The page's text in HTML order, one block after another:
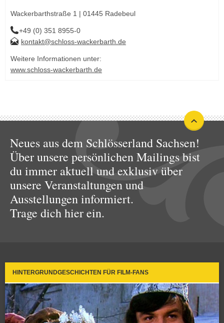
Wackerbarthstraße 1 | 01445 Radebeul
+49 (0) 351 8955-0
kontakt@schloss-wackerbarth.de
Weitere Informationen unter:
www.schloss-wackerbarth.de
Neues aus dem Schlösserland Sachsen!
Über unsere persönlichen Mailings bist
du immer aktuell und exklusiv über
unsere Veranstaltungen und
Ausstellungen informiert.
Trage dich hier ein.
HINTERGRUNDGESCHICHTEN FÜR FILM-FANS